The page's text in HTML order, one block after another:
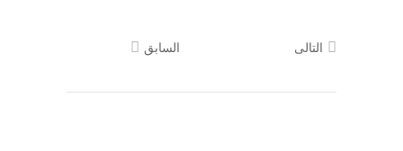
السابق التالى